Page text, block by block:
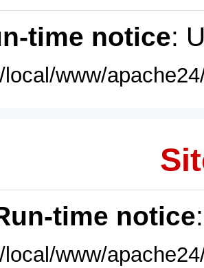
time notice:
www/
time notice
www/